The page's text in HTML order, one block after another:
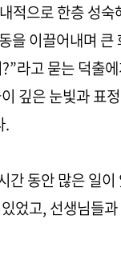
적으로 한층 성
을 이끌어내며
라고 묻는 덕출
깊은 눈빛과 표
.
간 동안 많은 일
었고, 선생님들